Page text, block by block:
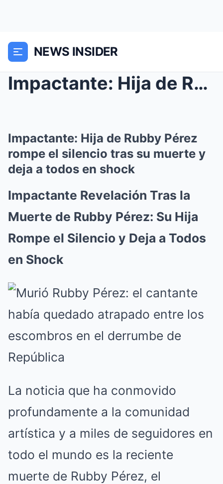
NEWS INSIDER
Impactante: Hija de Rubby Pérez rompe el silencio ...
Impactante: Hija de Rubby Pérez
rompe el silencio tras su muerte y
deja a todos en shock
Impactante Revelación Tras la
Muerte de Rubby Pérez: Su Hija
Rompe el Silencio y Deja a Todos
en Shock
La noticia que ha conmovido
profundamente a la comunidad
artística y a miles de seguidores en
todo el mundo es la reciente
muerte de Rubby Pérez, el